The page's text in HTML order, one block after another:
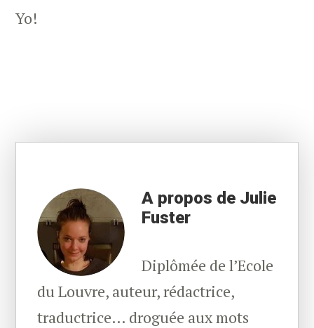
Yo!
A propos de Julie
Fuster
Diplômée de l’Ecole
du Louvre, auteur, rédactrice,
traductrice… droguée aux mots